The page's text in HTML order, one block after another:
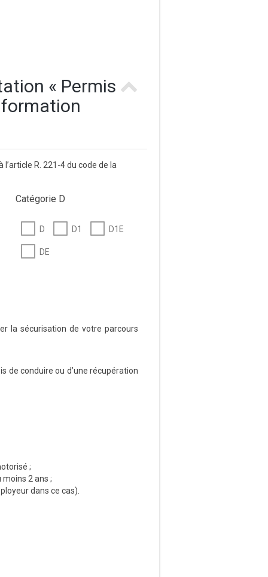
« Permis
R. 221-4 du code de la
Catégorie D
D D1 D1E
DE
la sécurisation de votre parcours
de conduire ou d’une récupération
;
2 ans ;
dans ce cas).